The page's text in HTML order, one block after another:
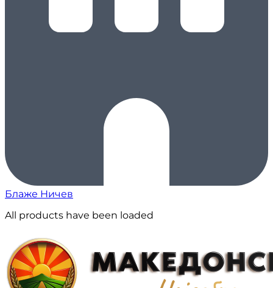
Блаже Ничев
All products have been loaded